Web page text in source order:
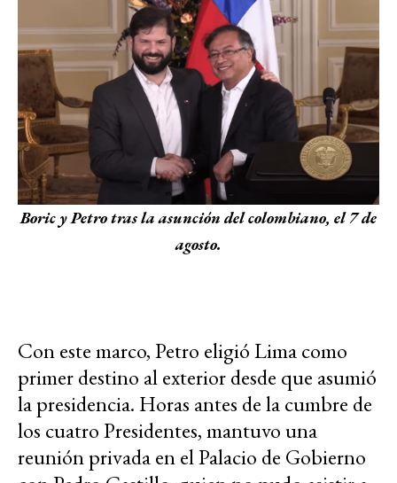
Boric y Petro tras la asunción del colombiano, el 7 de
agosto.
Con este marco, Petro eligió Lima como
primer destino al exterior desde que asumió
la presidencia. Horas antes de la cumbre de
los cuatro Presidentes, mantuvo una
reunión privada en el Palacio de Gobierno